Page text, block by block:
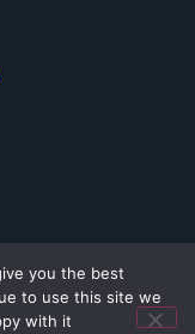
you the best
to use this site we
with it.